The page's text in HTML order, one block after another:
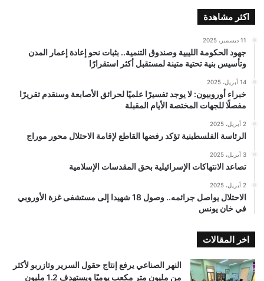
اكثر مشاهدة
11 ديسمبر، 2025
جهود الحكومة الليبية وصندوق التنمية.. بثبات نحو إعادة إعمار المدن
وتأسيس بنية تحتية متينة لمستقبل أكثر استقرارًا
14 أبريل، 2025
خبراء أوروبيون: لا يوجد تفسيرًا علميًا لحرائق الأصابعة وسنقدم تقريرًا
مفصلًا للجهات المختصة الأيام المقبلة
2 أبريل، 2025
الرئاسة الفلسطينية تؤكد رفضها القاطع لإقامة الاحتلال محور موراج
3 أبريل، 2025
تصاعد الانتهاكات الإسرائيلية بحق المقدسات الإسلامية
2 أبريل، 2025
الاحتلال يواصل جرائمه.. وصول 18 شهيدا إلى مستشفى غزة الأوروبي
في خان يونس
اخر المقالات
النهر الصناعي يرفع إنتاج حقول السرير وتازربو لأكثر
من مليون متر مكعب يوميًا ويستهدف 1.2 مليون